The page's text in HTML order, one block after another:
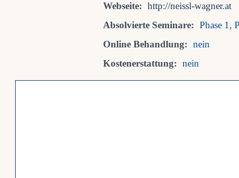
Webseite: http://neissl-wagner.at
Absolvierte Seminare: Phase 1,
Online Behandlung: nein
Kostenerstattung: nein